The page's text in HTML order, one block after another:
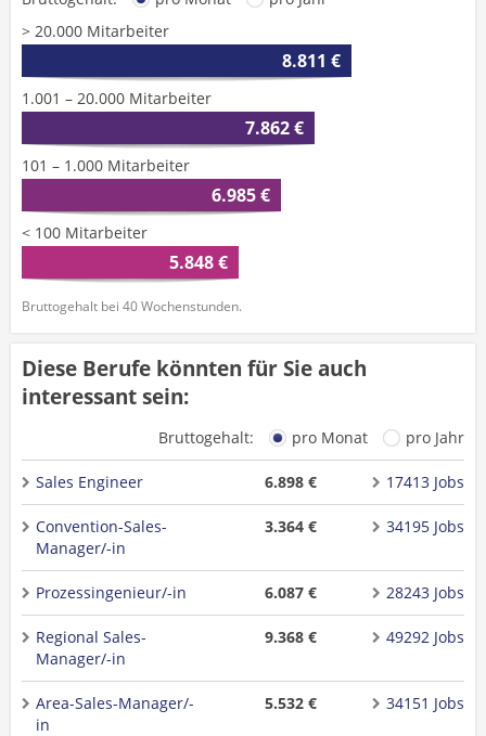
> 20.000 Mitarbeiter
8.811 €
1.001 – 20.000 Mitarbeiter
7.862 €
101 – 1.000 Mitarbeiter
6.985 €
< 100 Mitarbeiter
5.848 €
Bruttogehalt bei 40 Wochenstunden.
Diese Berufe könnten für Sie auch
interessant sein:
Bruttogehalt: pro Monat pro Jahr
Sales Engineer 6.898 € 17413 Jobs
Convention-Sales-
Manager/-in
3.364 € 34195 Jobs
Prozessingenieur/-in 6.087 € 28243 Jobs
Regional Sales-
Manager/-in
9.368 € 49292 Jobs
Area-Sales-Manager/-
in
5.532 € 34151 Jobs